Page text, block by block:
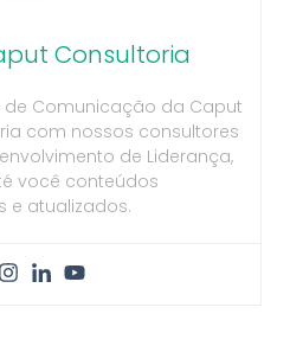
Consultoria
de Comunicação da Caput
com nossos consultores
de Liderança,
você conteúdos
e atualizados.